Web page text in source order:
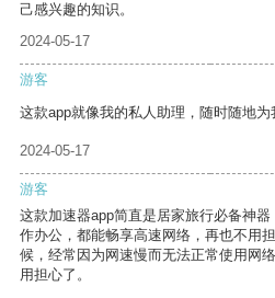
己感兴趣的知识。
2024-05-17
游客
这款app就像我的私人助理，随时随地为
2024-05-17
游客
这款加速器app简直是居家旅行必备神
作办公，都能畅享高速网络，再也不用
候，经常因为网速慢而无法正常使用网
用担心了。